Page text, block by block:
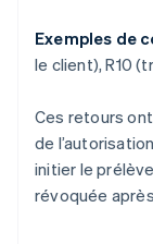
Exemples de
le client), R10
Ces retours
de
initier le
révoquée